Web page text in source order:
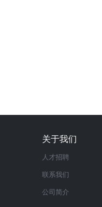
关于我们
人才招聘
联系我们
公司简介